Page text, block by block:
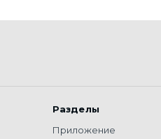
Разделы
Приложение